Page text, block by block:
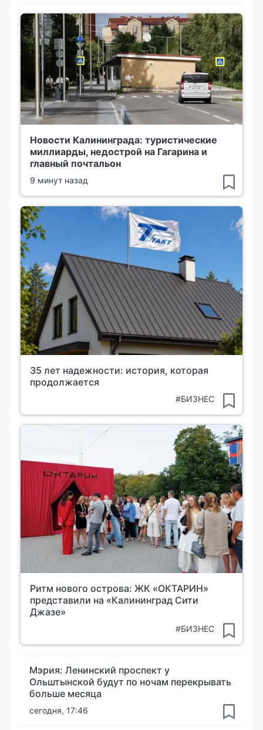
Новости Калининграда: туристические
миллиарды, недострой на Гагарина и
главный почтальон
9 минут назад
35 лет надежности: история, которая
продолжается
#БИЗНЕС
Ритм нового острова: ЖК «ОКТАРИН»
представили на «Калининград Сити
Джазе»
#БИЗНЕС
Мэрия: Ленинский проспект у
Ольштынской будут по ночам перекрывать
больше месяца
сегодня, 17:46